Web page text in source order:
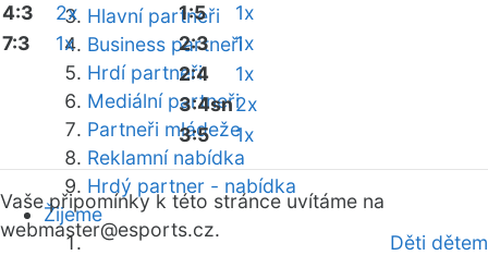
Hlavní partneři
Business partneři
Hrdí partneři
Mediální partneři
Partneři mládeže
Reklamní nabídka
Hrdý partner - nabídka
Žijeme
Děti dětem
4:3
2x
7:3
1x
1:5
1x
2:3
1x
2:4
1x
3:4sn2x
3:5
1x
Vaše připomínky k této stránce uvítáme na
webmaster@esports.cz.